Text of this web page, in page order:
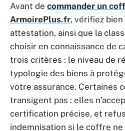
Avant de commander un
ArmoirePlus.fr, vérifiez
attestation, ainsi que la
choisir en connaissance de
trois critères : le niveau de
typologie des biens à
votre assurance. Certaines
transigent pas : elles
certification précise, et
indemnisation si le coffre